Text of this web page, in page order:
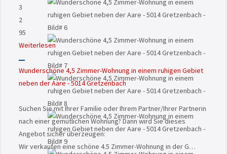
3
2
95
Weiterlesen
Wunderschöne 4,5 Zimmer-Wohnung in einem ruhigen Gebiet
neben der Aare - 5014 Gretzenbach
Suchen Sie mit Ihrer Familie oder Ihrem Partner/Ihrer Partnerin
nach einer gemütlichen Wohnung? Dann wird Sie dieses
Angebot sicher überzeugen:
Wir verkaufen eine schöne 4.5 Zimmer-Wohnung in der G…